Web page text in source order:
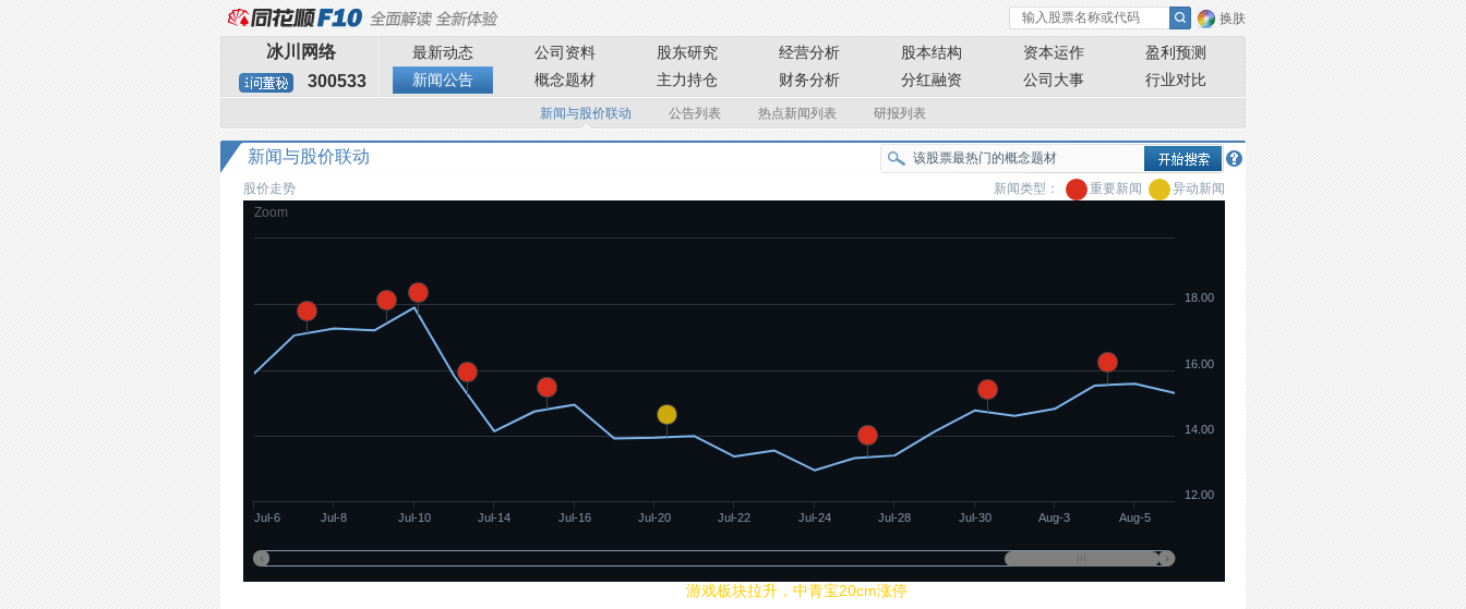
换肤
冰川网络
300533
最新动态 公司资料 股东研究 经营分析 股本结构 资本运作
盈利预测
新闻公告
概念题材 主力持仓 财务分析 分红融资 公司大事 行业对比
新闻与股价联动 公告列表 热点新闻列表 研报列表
新闻与股价联动
新闻类型： 重要新闻 异动新闻
股价走势
Zoom
Jul-6 Jul-8 Jul-10 Jul-14 Jul-16 Jul-20 Jul-22 Jul-24 Jul-28 Jul-30 Aug-3 Aug-5
12.00
14.00
16.00
18.00
游戏板块拉升，中青宝20cm涨停